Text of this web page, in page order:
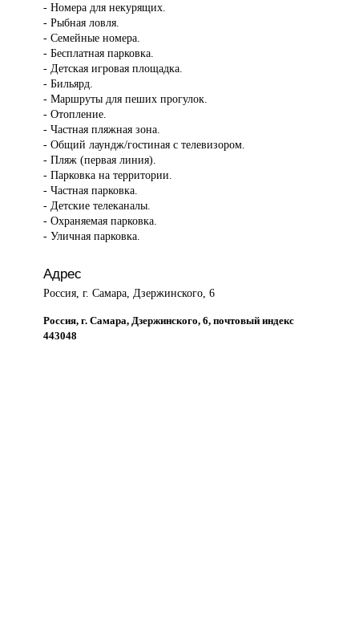
- Номера для некурящих.
- Рыбная ловля.
- Семейные номера.
- Бесплатная парковка.
- Детская игровая площадка.
- Бильярд.
- Маршруты для пеших прогулок.
- Отопление.
- Частная пляжная зона.
- Общий лаундж/гостиная с телевизором.
- Пляж (первая линия).
- Парковка на территории.
- Частная парковка.
- Детские телеканалы.
- Охраняемая парковка.
- Уличная парковка.
Адрес
Россия, г. Самара, Дзержинского, 6
Россия, г. Самара, Дзержинского, 6, почтовый индекс
443048